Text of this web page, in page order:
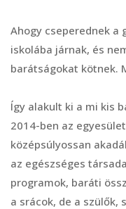
Ahogy cseperednek a
iskolába járnak, és
barátságokat kötnek.
Így alakult ki a mi kis
2014-ben az
középsúlyossan
az egészséges
programok, baráti
a srácok, de a szülők,